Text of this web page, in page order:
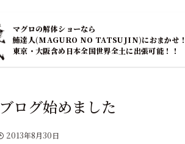
マグロの解体ショーなら
鮪達人(MAGURO NO TATSUJIN)におまかせ
東京・大阪含め日本全国世界全土に出張可能！！
ブログ始めました
2013年8月30日